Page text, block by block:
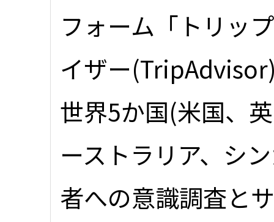
フォーム「トリッ
イザー
世界5か国(米国、
ーストラリア、シ
者への意識調査と